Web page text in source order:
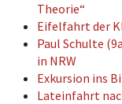
Theorie“
Eifelfahrt der
Paul Schulte
in NRW
Exkursion ins
Lateinfahrt